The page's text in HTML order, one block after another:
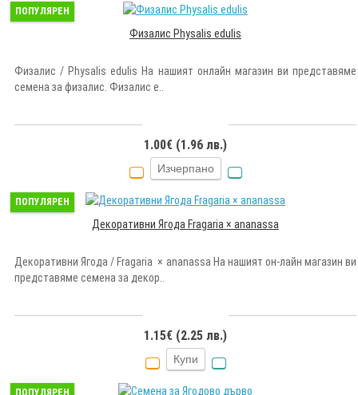
ПОПУЛЯРЕН
Физалис Physalis edulis
Физалис / Physalis edulis На нашият онлайн магазин ви представяме
семена за физалис. Физалис е..
1.00€ (1.96 лв.)
Изчерпано
ПОПУЛЯРЕН
Декоративни Ягода Fragaria × ananassa
Декоративни Ягода / Fragaria × ananassa На нашият он-лайн магазин ви
представяме семена за декор..
1.15€ (2.25 лв.)
Купи